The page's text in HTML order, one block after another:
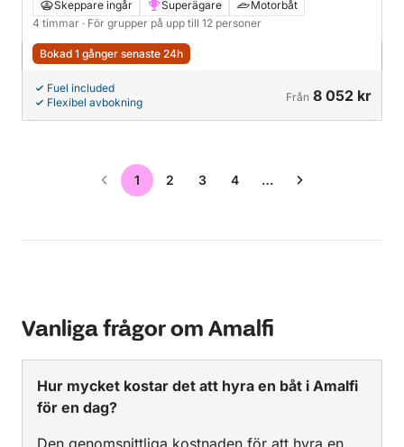
paradis vid havet
Skeppare ingår Superägare
Motorbåt
4 timmar · För grupper på upp till 12 personer
Bokad 1 gånger senaste 24h
Fuel included
Flexibel avbokning
Från 8 052 kr
1 2 3 4 …
Vanliga frågor om Amalfi
Hur mycket kostar det att hyra en båt i Amalfi
för en dag?